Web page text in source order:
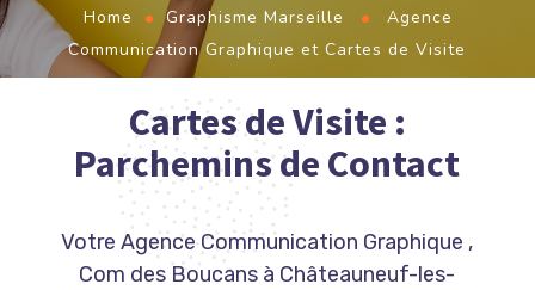
Home Graphisme Marseille
Agence
Communication Graphique et Cartes de Visite
Cartes de Visite :
Parchemins de Contact
Votre Agence Communication Graphique ,
Com des Boucans à Châteauneuf-les-